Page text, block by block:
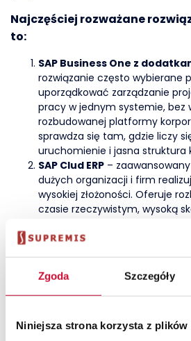
Zgoda Szczegóły
Niniejsza strona korzysta z plików
Najczęściej rozważane
to:
SAP Business One z
rozwiązanie często wybierane
uporządkować zarządzanie
pracy w jednym systemie, bez
rozbudowanej platformy
sprawdza się tam, gdzie liczy
uruchomienie i jasna struktura
SAP Clud ERP –
dużych organizacji i firm
wysokiej złożoności. Oferuje
czasie rzeczywistym, wysoką
Microsoft Dynamics 365
zintegrowane z Microsoft 365.
firmach, które intensywnie
Outlooka czy Excela i chcą
Comarch ERP XL– popularny